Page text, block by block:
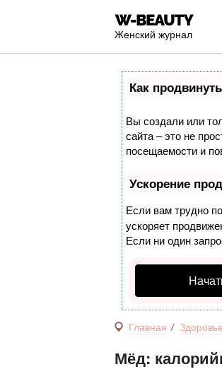
Женский журнал
Как
Вы создали или
сайта – это не
посещаемости и
Ускорение
Если вам трудно
ускоряет
Если ни один
Главная Здоровье
Мёд: